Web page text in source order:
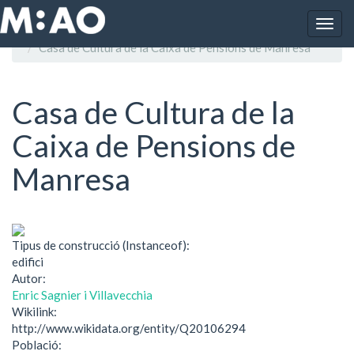
Vés al contingut
Inici
Casa de Cultura de la Caixa de Pensions de Manresa
Casa de Cultura de la
Caixa de Pensions de
Manresa
Tipus de construcció (Instanceof):
edifici
Autor:
Enric Sagnier i Villavecchia
Wikilink:
http://www.wikidata.org/entity/Q20106294
Població: